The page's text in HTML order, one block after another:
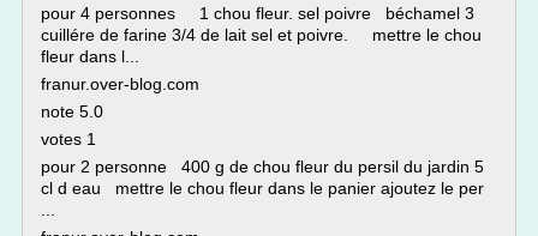
pour 4 personnes 1 chou fleur. sel poivre béchamel 3
cuillére de farine 3/4 de lait sel et poivre. mettre le chou
fleur dans l...
franur.over-blog.com
note 5.0
votes 1
pour 2 personne 400 g de chou fleur du persil du jardin 5
cl d eau mettre le chou fleur dans le panier ajoutez le per